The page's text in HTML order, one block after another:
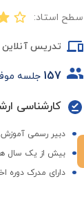
سطح استاد:
تدریس آنلاین
157 جلسه
دبیر رسمی
بیش از یک سال
دارای مدرک دوره